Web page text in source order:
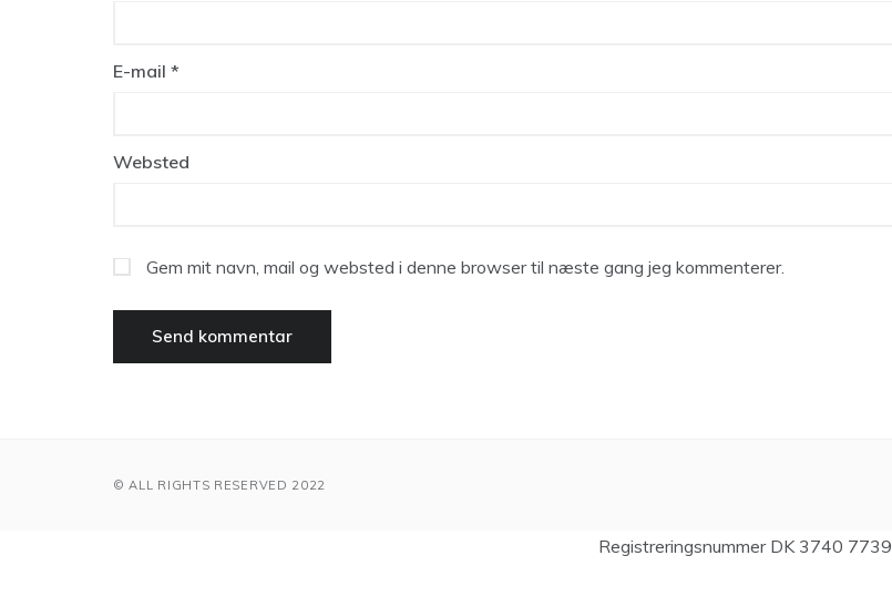
E-mail *
Websted
Gem mit navn, mail og websted i denne browser til næste gang jeg kommenterer.
© ALL RIGHTS RESERVED 2022
Registreringsnummer DK 3740 7739